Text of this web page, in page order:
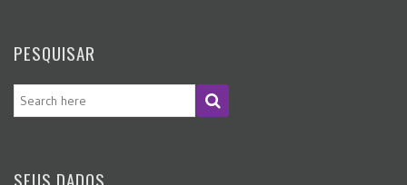
PESQUISAR
SEUS DADOS